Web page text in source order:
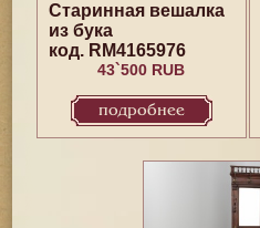
Старинная вешалка
из бука
код. RM4165976
43`500 RUB
подробнее